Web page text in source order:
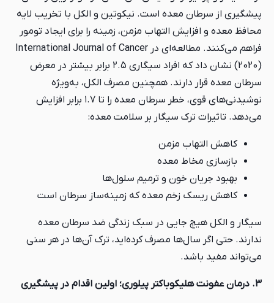
پیشگیری از سرطان معده است. نیکوتین و الکل با تخریب لایه
محافظ معده و افزایش التهاب مزمن، زمینه را برای ایجاد تومور
فراهم می‌کنند. مطالعه‌ای در International Journal of Cancer
(2020) نشان داد که افراد سیگاری ۲.۵ برابر بیشتر در معرض
سرطان معده قرار دارند. همچنین مصرف الکل، به‌ویژه
نوشیدنی‌های قوی، خطر سرطان معده را تا ۱.۷ برابر افزایش
می‌دهد. تاثیرات ترک سیگار بر سلامت معده:
کاهش التهاب مزمن
بازسازی مخاط معده
بهبود جریان خون و ترمیم سلول‌ها
کاهش ریسک زخم معده که زمینه‌ساز سرطان است
سیگار و الکل هیچ‌ جایی در سبک زندگی ضد سرطان معده
ندارند. حتی اگر سال‌ها مصرف کرده‌اید، ترک آن‌ها در هر سنی
می‌تواند مفید باشد.
3. درمان عفونت هلیکوباکتر پیلوری؛ اولین اقدام در پیشگیری